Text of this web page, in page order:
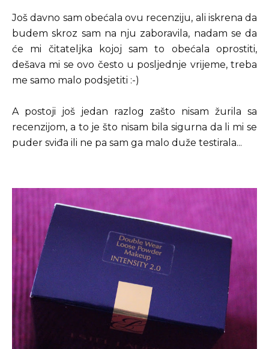
Još davno sam obećala ovu recenziju, ali iskrena da
budem skroz sam na nju zaboravila, nadam se da
će mi čitateljka kojoj sam to obećala oprostiti,
dešava mi se ovo često u posljednje vrijeme, treba
me samo malo podsjetiti :-)
A postoji još jedan razlog zašto nisam žurila sa
recenzijom, a to je što nisam bila sigurna da li mi se
puder sviđa ili ne pa sam ga malo duže testirala...